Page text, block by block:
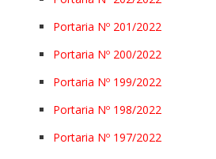
Portaria Nº 201/2022
Portaria Nº 200/2022
Portaria Nº 199/2022
Portaria Nº 198/2022
Portaria Nº 197/2022